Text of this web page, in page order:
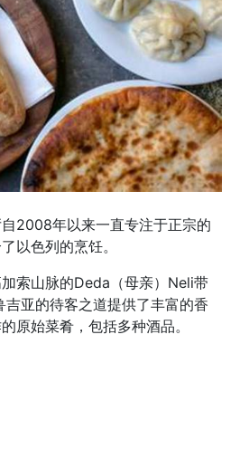
2008年以来一直专注于正宗的
以色列的烹饪。
索山脉的Deda（母亲）Neli带
亚的待客之道提供了丰富的香
原始菜肴，包括多种酒品。